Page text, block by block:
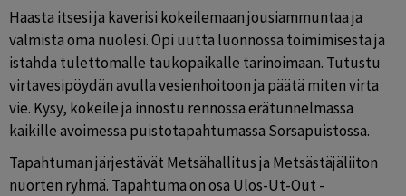
Haasta itsesi ja kaverisi kokeilemaan jousiammuntaa ja
valmista oma nuolesi. Opi uutta luonnossa toimimisesta ja
istahda tulettomalle taukopaikalle tarinoimaan. Tutustu
virtavesipöydän avulla vesienhoitoon ja päätä miten virta
vie. Kysy, kokeile ja innostu rennossa erätunnelmassa
kaikille avoimessa puistotapahtumassa Sorsapuistossa.
Tapahtuman järjestävät Metsähallitus ja Metsästäjäliiton
nuorten ryhmä. Tapahtuma on osa Ulos-Ut-Out -